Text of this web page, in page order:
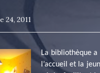
24, 2011
La bibliothèque a
l’accueil et la